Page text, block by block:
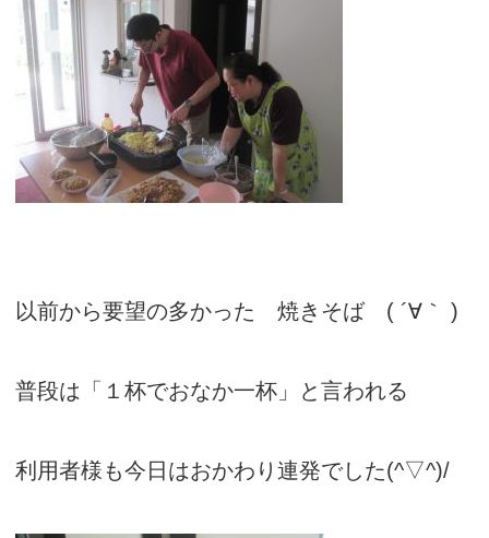
以前から要望の多かった 焼きそば ( ´∀｀ )
普段は「１杯でおなか一杯」と言われる
利用者様も今日はおかわり連発でした(^▽^)/